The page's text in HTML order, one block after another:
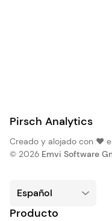
Pirsch Analytics
Creado y alojado con ❤️
© 2026 Emvi Software
Producto